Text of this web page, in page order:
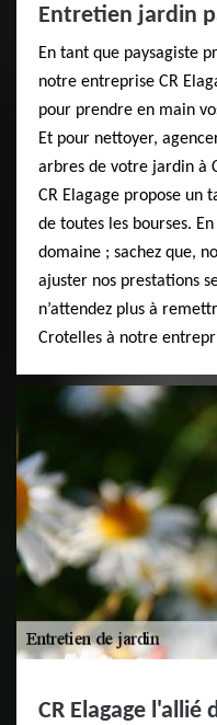
Entretien jardin
En tant que paysagiste
notre entreprise CR
pour prendre en main
Et pour nettoyer,
arbres de votre jardin à
CR Elagage propose un
de toutes les bourses.
domaine ; sachez que,
ajuster nos prestations
n’attendez plus à
Crotelles à notre
CR Elagage l'allié